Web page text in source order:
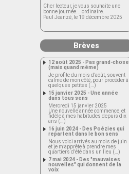
Cher lecteur, je vous souhaite une
bonne journée... ordinaire.
Paul Jeanzé, le 19 décembre 2025
Brèves
12 août 2025 - Pas grand-chose
(mais quand même)
Je profite du mois d’août, souvent
calme de mon côté, pour procéder à
quelques petites (…)
15 janvier 2025 - Une année
dans tous sens
Mercredi 15 janvier 2025
Une nouvelle année commence, et
fidèle à mes habitudes depuis dix
ans (…)
16 juin 2024 - Des Poézies qui
repartent dans le bon sens
Nous voici arrivés au mois de juin
et je m’apprête à prendre mes
quartiers d’été dans un lieu (…)
7 mai 2024 - Des "mauvaises
nouvelles" qui donnent de la
voix